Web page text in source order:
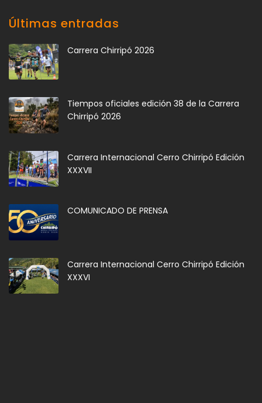
Últimas entradas
Carrera Chirripó 2026
Tiempos oficiales edición 38 de la Carrera
Chirripó 2026
Carrera Internacional Cerro Chirripó Edición
XXXVII
COMUNICADO DE PRENSA
Carrera Internacional Cerro Chirripó Edición
XXXVI